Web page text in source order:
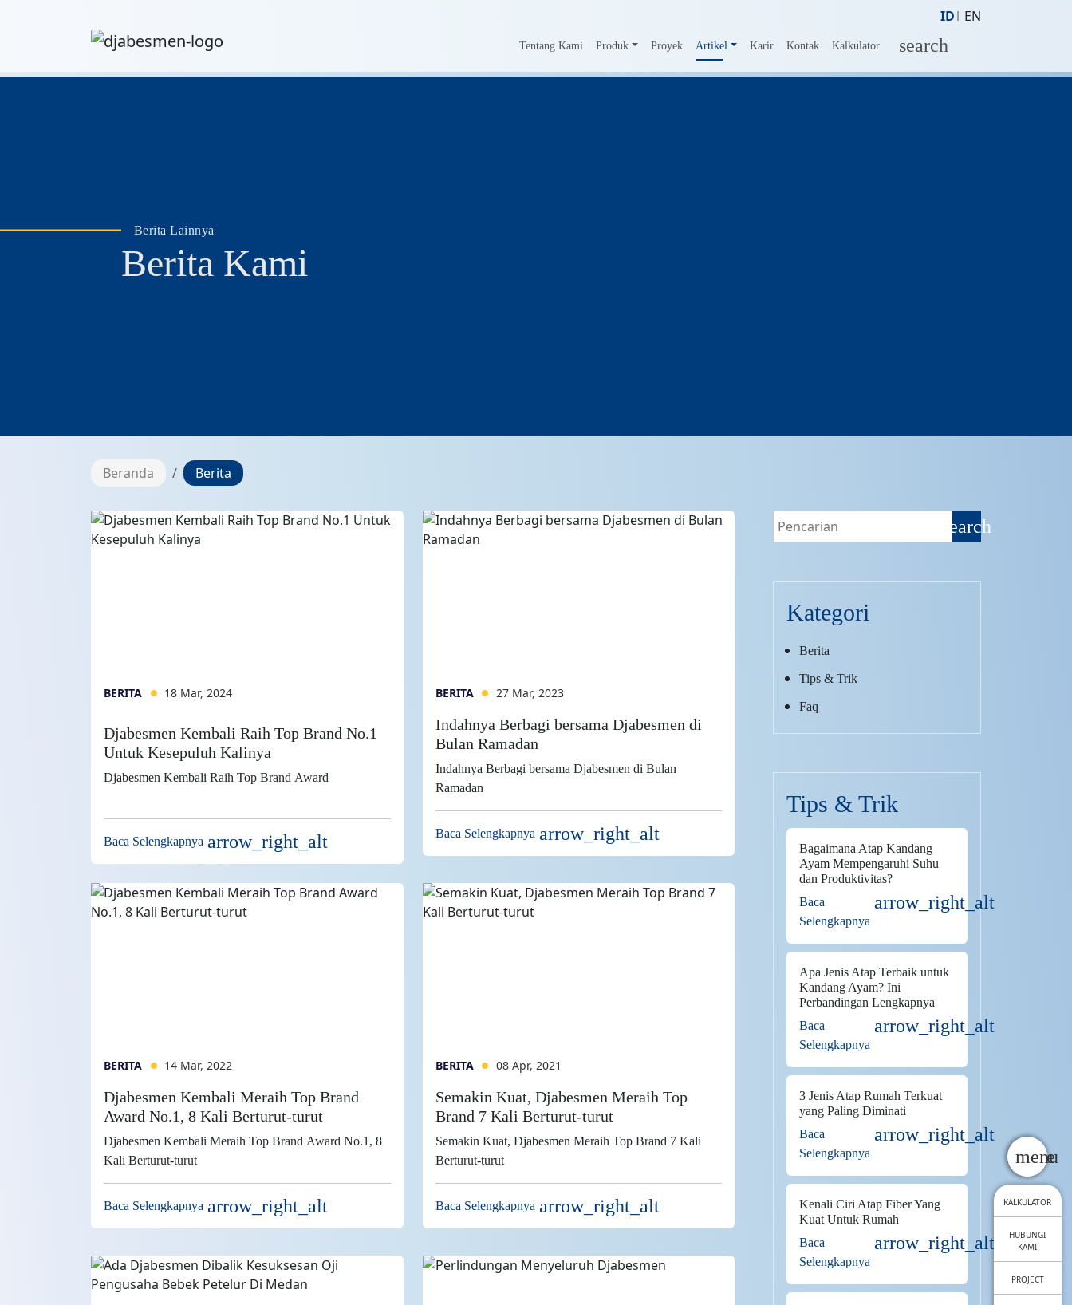
ID EN
Tentang Kami Produk Proyek Artikel Karir Kontak Kalkulator search
Berita Lainnya
Berita Kami
Beranda Berita
BERITA 18 Mar, 2024
Djabesmen Kembali Raih Top Brand No.1
Untuk Kesepuluh Kalinya
Djabesmen Kembali Raih Top Brand Award
Baca Selengkapnya arrow_right_alt
BERITA 27 Mar, 2023
Indahnya Berbagi bersama Djabesmen di
Bulan Ramadan
Indahnya Berbagi bersama Djabesmen di Bulan
Ramadan
Baca Selengkapnya arrow_right_alt
BERITA 14 Mar, 2022
Djabesmen Kembali Meraih Top Brand
Award No.1, 8 Kali Berturut-turut
Djabesmen Kembali Meraih Top Brand Award No.1, 8
Kali Berturut-turut
Baca Selengkapnya arrow_right_alt
BERITA 08 Apr, 2021
Semakin Kuat, Djabesmen Meraih Top
Brand 7 Kali Berturut-turut
Semakin Kuat, Djabesmen Meraih Top Brand 7 Kali
Berturut-turut
Baca Selengkapnya arrow_right_alt
search
Kategori
Berita
Tips & Trik
Faq
Tips & Trik
Bagaimana Atap Kandang
Ayam Mempengaruhi Suhu
dan Produktivitas?
Baca
Selengkapnya
arrow_right_alt
Apa Jenis Atap Terbaik untuk
Kandang Ayam? Ini
Perbandingan Lengkapnya
Baca
Selengkapnya
arrow_right_alt
3 Jenis Atap Rumah Terkuat
yang Paling Diminati
Baca
Selengkapnya
arrow_right_alt
Kenali Ciri Atap Fiber Yang
Kuat Untuk Rumah
Baca
Selengkapnya
arrow_right_alt
close
menu
KALKULATOR
HUBUNGI
KAMI
PROJECT